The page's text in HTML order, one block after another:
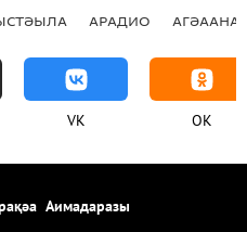
АРАДИО
VK OK
Аимадаразы